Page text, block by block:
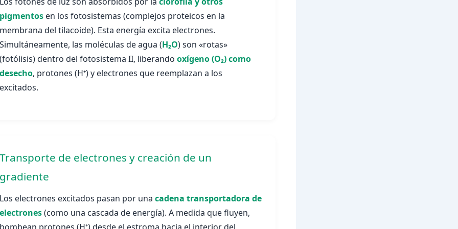
pigmentos en los fotosistemas (complejos proteicos en la
membrana del tilacoide). Esta energía excita electrones.
Simultáneamente, las moléculas de agua (H₂O) son «rotas»
(fotólisis) dentro del fotosistema II, liberando oxígeno (O₂) como
desecho, protones (H⁺) y electrones que reemplazan a los
excitados.
Transporte de electrones y creación de un
gradiente
Los electrones excitados pasan por una cadena transportadora de
electrones(como una cascada de energía). A medida que fluyen,